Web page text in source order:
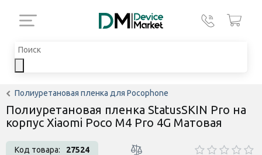
Полиуретановая пленка для Pocophone
Полиуретановая пленка StatusSKIN Pro на
корпус Xiaomi Poco M4 Pro 4G Матовая
Код товара: 27524